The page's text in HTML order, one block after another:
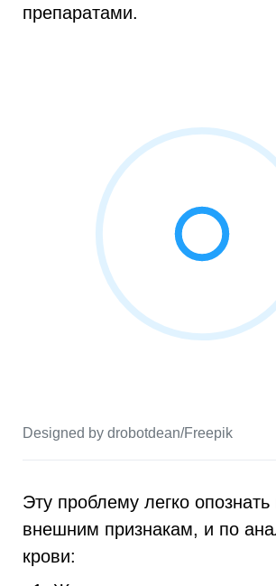
препаратами.
Designed by drobotdean/Freepik
Эту проблему легко опознать
внешним признакам, и по
крови: